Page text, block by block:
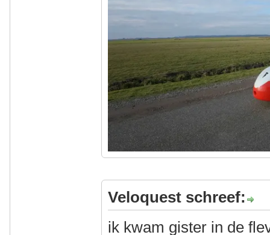
Veloquest schreef:
ik kwam gister in de